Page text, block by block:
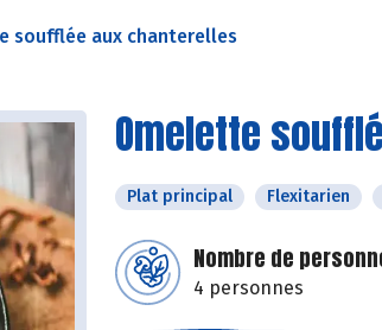
soufflée aux chanterelles
Omelette
Plat principal Flexitarien
Nombre de
4 personnes